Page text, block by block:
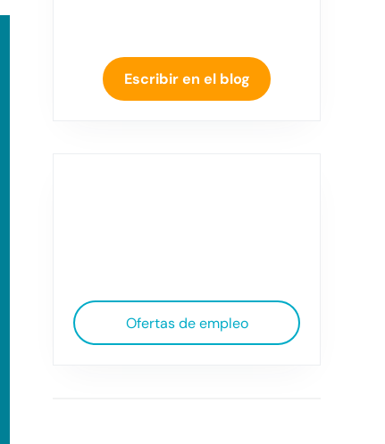
Escribir en el blog
Ofertas de empleo